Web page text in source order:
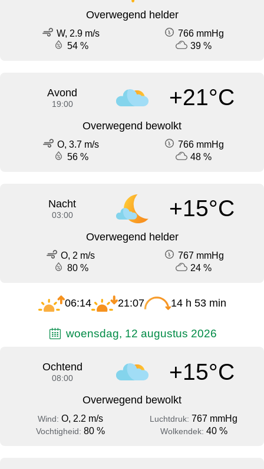
Overwegend helder
W, 2.9 m/s
766 mmHg
54 %
39 %
Avond
19:00 +21°C
Overwegend bewolkt
O, 3.7 m/s
766 mmHg
56 %
48 %
Nacht
03:00 +15°C
Overwegend helder
O, 2 m/s
767 mmHg
80 %
24 %
06:14 21:07 14 h 53 min
woensdag, 12 augustus 2026
Ochtend
08:00 +15°C
Overwegend bewolkt
Wind: O, 2.2 m/s Luchtdruk: 767 mmHg
Vochtigheid: 80 % Wolkendek: 40 %